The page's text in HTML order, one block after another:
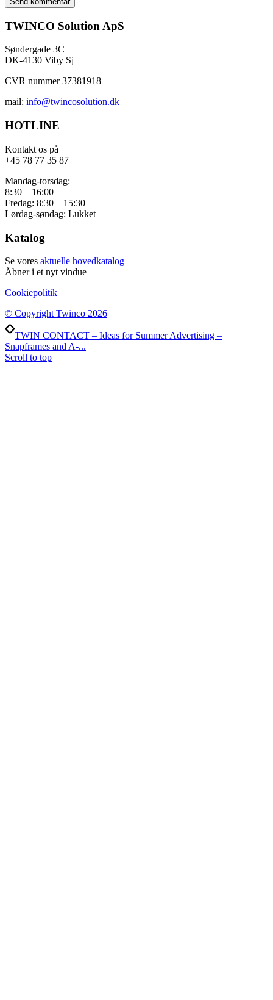
TWINCO Solution ApS
Søndergade 3C
DK-4130 Viby Sj
CVR nummer 37381918
mail: info@twincosolution.dk
HOTLINE
Kontakt os på
+45 78 77 35 87
Mandag-torsdag:
8:30 – 16:00
Fredag: 8:30 – 15:30
Lørdag-søndag: Lukket
Katalog
Se vores aktuelle hovedkatalog
Åbner i et nyt vindue
Cookiepolitik
© Copyright Twinco 2026
TWIN CONTACT – Ideas for Summer Advertising –
Snapframes and A-...
Scroll to top